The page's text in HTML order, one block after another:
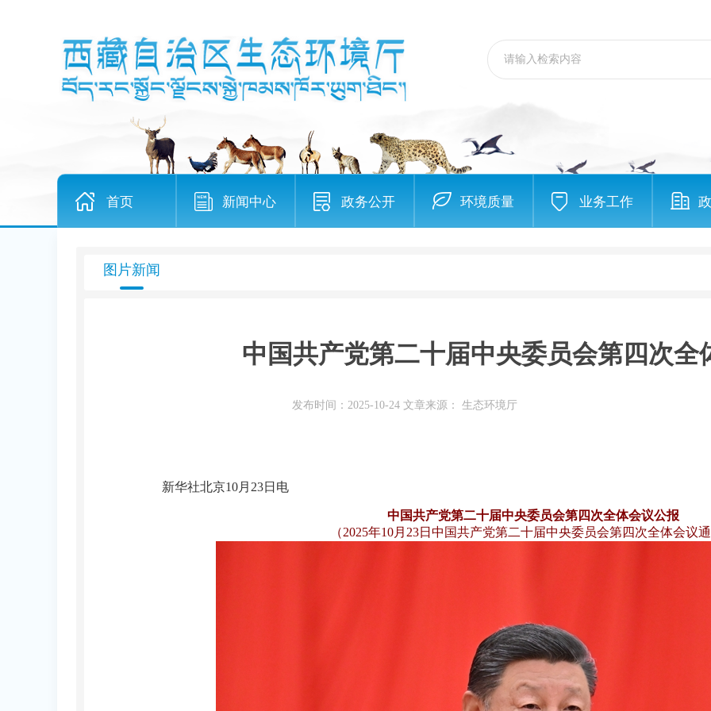
首页 新闻中心 政务公开 环境质量 业务工作
图片新闻
中国共产党第二十届中央委员会第四次全
发布时间：2025-10-24 文章来源： 生态环境厅
新华社北京10月23日电
中国共产党第二十届中央委员会第四次全体会议公报
（2025年10月23日中国共产党第二十届中央委员会第四次全体会议